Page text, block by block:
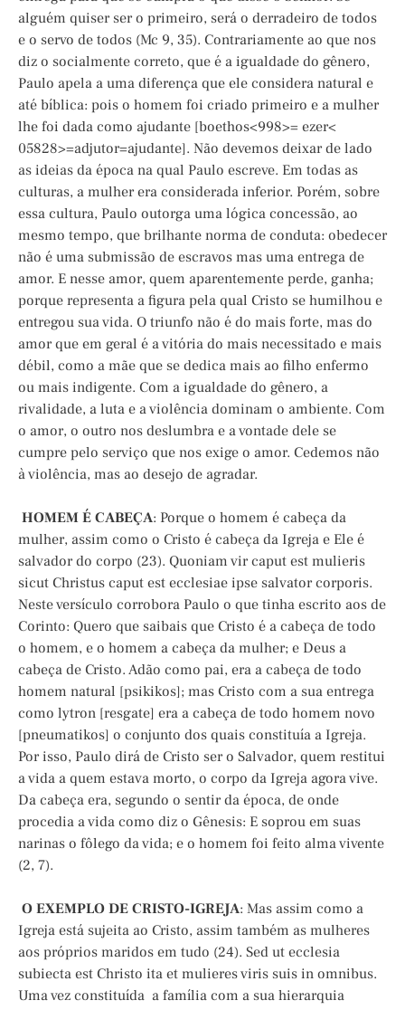
alguém quiser ser o primeiro, será o derradeiro de todos
e o servo de todos (Mc 9, 35). Contrariamente ao que nos
diz o socialmente correto, que é a igualdade do gênero,
Paulo apela a uma diferença que ele considera natural e
até bíblica: pois o homem foi criado primeiro e a mulher
lhe foi dada como ajudante [boethos<998>= ezer<
05828>=adjutor=ajudante]. Não devemos deixar de lado
as ideias da época na qual Paulo escreve. Em todas as
culturas, a mulher era considerada inferior. Porém, sobre
essa cultura, Paulo outorga uma lógica concessão, ao
mesmo tempo, que brilhante norma de conduta: obedecer
não é uma submissão de escravos mas uma entrega de
amor. E nesse amor, quem aparentemente perde, ganha;
porque representa a figura pela qual Cristo se humilhou e
entregou sua vida. O triunfo não é do mais forte, mas do
amor que em geral é a vitória do mais necessitado e mais
débil, como a mãe que se dedica mais ao filho enfermo
ou mais indigente. Com a igualdade do gênero, a
rivalidade, a luta e a violência dominam o ambiente. Com
o amor, o outro nos deslumbra e a vontade dele se
cumpre pelo serviço que nos exige o amor. Cedemos não
à violência, mas ao desejo de agradar.
HOMEM É CABEÇA: Porque o homem é cabeça da
mulher, assim como o Cristo é cabeça da Igreja e Ele é
salvador do corpo (23). Quoniam vir caput est mulieris
sicut Christus caput est ecclesiae ipse salvator corporis.
Neste versículo corrobora Paulo o que tinha escrito aos de
Corinto: Quero que saibais que Cristo é a cabeça de todo
o homem, e o homem a cabeça da mulher; e Deus a
cabeça de Cristo. Adão como pai, era a cabeça de todo
homem natural [psikikos]; mas Cristo com a sua entrega
como lytron [resgate] era a cabeça de todo homem novo
[pneumatikos] o conjunto dos quais constituía a Igreja.
Por isso, Paulo dirá de Cristo ser o Salvador, quem restitui
a vida a quem estava morto, o corpo da Igreja agora vive.
Da cabeça era, segundo o sentir da época, de onde
procedia a vida como diz o Gênesis: E soprou em suas
narinas o fôlego da vida; e o homem foi feito alma vivente
(2, 7).
O EXEMPLO DE CRISTO-IGREJA: Mas assim como a
Igreja está sujeita ao Cristo, assim também as mulheres
aos próprios maridos em tudo (24). Sed ut ecclesia
subiecta est Christo ita et mulieres viris suis in omnibus.
Uma vez constituída a família com a sua hierarquia